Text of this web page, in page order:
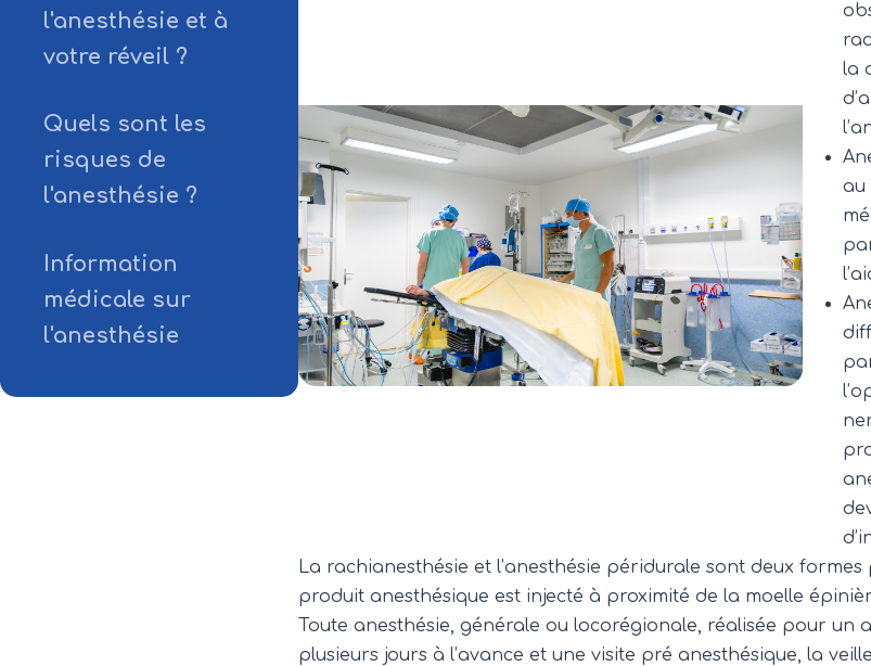
l'anesthésie et à
votre réveil ?
Quels sont les
risques de
l'anesthésie ?
Information
médicale sur
l'anesthésie
la
au
La rachianesthésie et l’anesthésie péridurale sont deux
produit anesthésique est injecté à proximité de la moelle
Toute anesthésie, générale ou locorégionale, réalisée pour un
plusieurs jours à l’avance et une visite pré anesthésique, la